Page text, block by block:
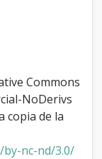
Commons
NoDerivs
copia de la
nc-nd/3.0/